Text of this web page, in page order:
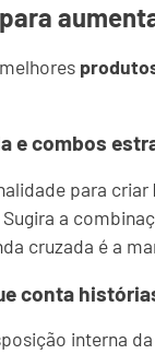
e combos
para criar
a
cruzada é a
conta
interna